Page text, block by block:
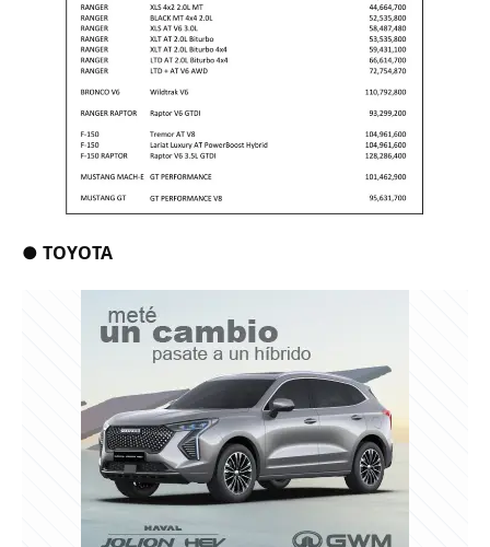
● TOYOTA